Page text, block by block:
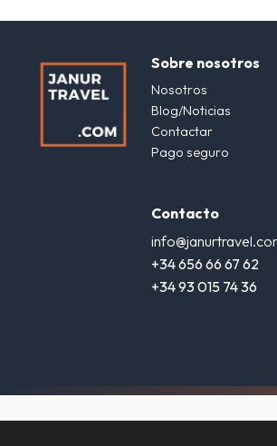
Sobre nosotros
Nosotros
Blog/Noticias
Contactar
Pago seguro
Contacto
+34 656 66 67 62
+34 93 015 74 36